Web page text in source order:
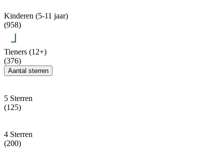
Kinderen (5-11 jaar)
(958)
Tieners (12+)
(376)
Aantal sterren
5 Sterren
(125)
4 Sterren
(200)